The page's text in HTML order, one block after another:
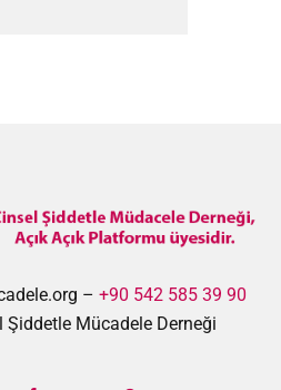
– +90 542 585 39 90
Mücadele Derneği